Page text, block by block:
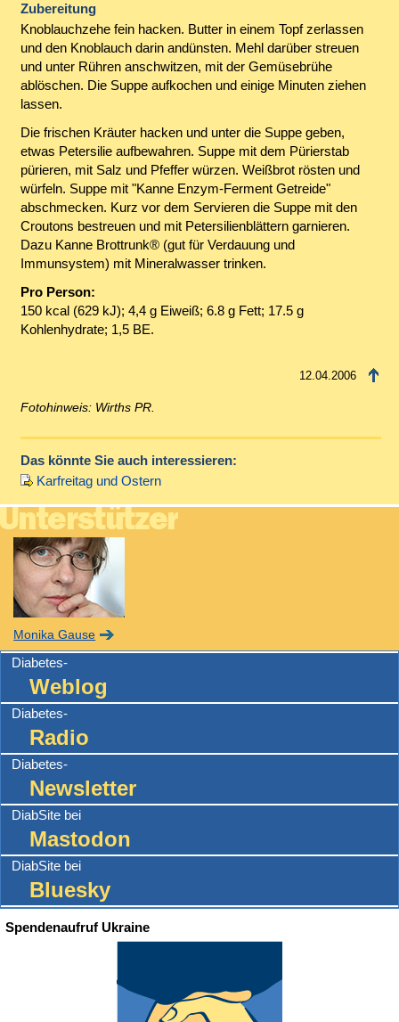
Zubereitung
Knoblauchzehe fein hacken. Butter in einem Topf zerlassen
und den Knoblauch darin andünsten. Mehl darüber streuen
und unter Rühren anschwitzen, mit der Gemüsebrühe
ablöschen. Die Suppe aufkochen und einige Minuten ziehen
lassen.
Die frischen Kräuter hacken und unter die Suppe geben,
etwas Petersilie aufbewahren. Suppe mit dem Pürierstab
pürieren, mit Salz und Pfeffer würzen. Weißbrot rösten und
würfeln. Suppe mit "Kanne Enzym-Ferment Getreide"
abschmecken. Kurz vor dem Servieren die Suppe mit den
Croutons bestreuen und mit Petersilienblättern garnieren.
Dazu Kanne Brottrunk® (gut für Verdauung und
Immunsystem) mit Mineralwasser trinken.
Pro Person:
150 kcal (629 kJ); 4,4 g Eiweiß; 6.8 g Fett; 17.5 g
Kohlenhydrate; 1,5 BE.
12.04.2006
Fotohinweis: Wirths PR.
Das könnte Sie auch interessieren:
Karfreitag und Ostern
Monika Gause
Diabetes-
Weblog
Diabetes-
Radio
Diabetes-
Newsletter
DiabSite bei
Mastodon
DiabSite bei
Bluesky
Spendenaufruf Ukraine